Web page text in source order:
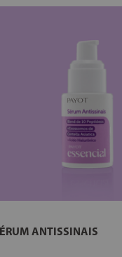
ANTISSINAIS